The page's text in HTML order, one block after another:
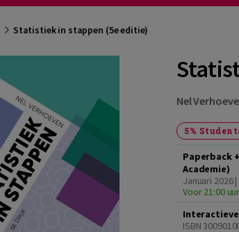
Statistiek in stappen (5e editie)
Nel
5%
Paperback
Academie)
Januari 2026
Voor 21:00
Interactieve
ISBN